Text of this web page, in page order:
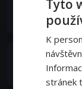
Regina Ip
Yip Lau Suk
Boss of
Tyto
K
stránek